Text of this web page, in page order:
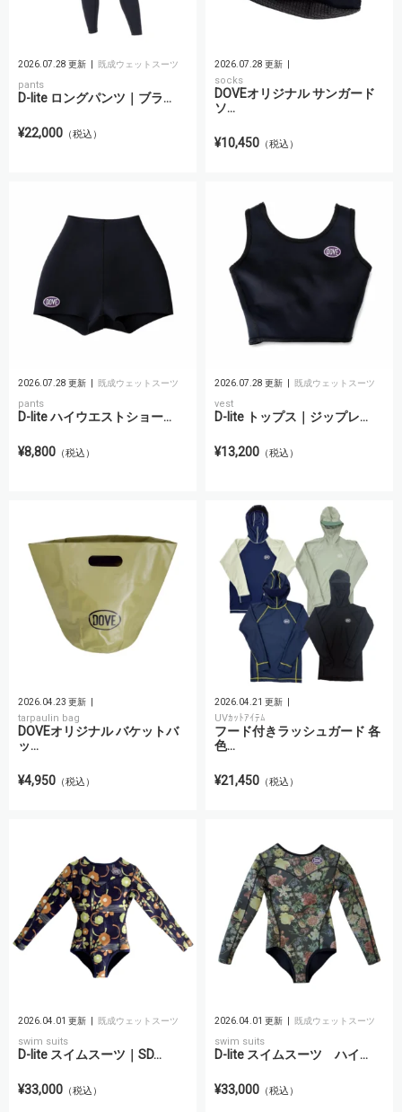
2026.07.28 更新 既成ウェットスーツ
pants
D-lite ロングパンツ｜ブラ...
¥22,000 （税込）
2026.07.28 更新
socks
DOVEオリジナル サンガード
ソ...
¥10,450 （税込）
2026.07.28 更新 既成ウェットスーツ
pants
D-lite ハイウエストショー...
¥8,800 （税込）
2026.07.28 更新 既成ウェットスーツ
vest
D-lite トップス｜ジップレ...
¥13,200 （税込）
2026.04.23 更新
tarpaulin bag
DOVEオリジナル バケットバ
ッ...
¥4,950 （税込）
2026.04.21 更新
UVｶｯﾄｱｲﾃﾑ
フード付きラッシュガード 各
色...
¥21,450 （税込）
2026.04.01 更新 既成ウェットスーツ
swim suits
D-lite スイムスーツ｜SD...
¥33,000 （税込）
2026.04.01 更新 既成ウェットスーツ
swim suits
D-lite スイムスーツ ハイ...
¥33,000 （税込）